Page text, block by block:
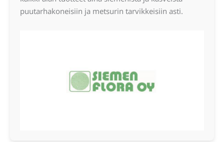
puutarhakoneisiin ja metsurin tarvikkeisiin asti.